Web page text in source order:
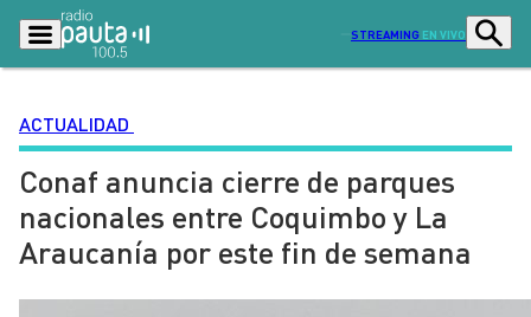
STREAMING EN VIVO
Podcasts Programas
Lo Último Actualidad
Ciudad Economía
ACTUALIDAD
Conaf anuncia cierre de parques
nacionales entre Coquimbo y La
Araucanía por este fin de semana